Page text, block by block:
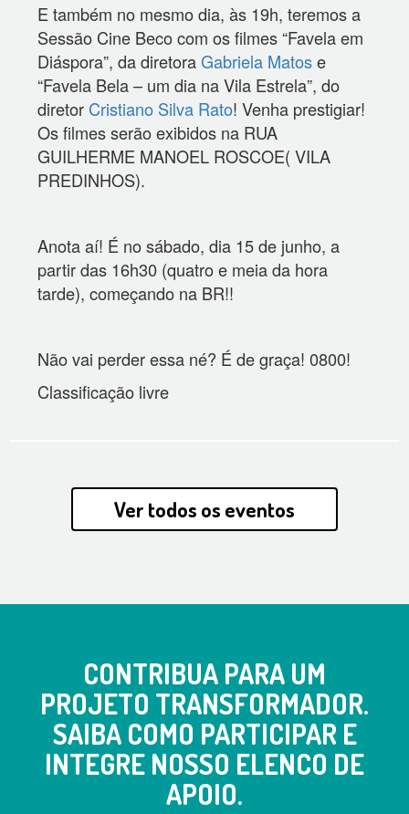
E também no mesmo dia, às 19h, teremos a
Sessão Cine Beco com os filmes “Favela em
Diáspora”, da diretoraGabriela Matose
“Favela Bela – um dia na Vila Estrela”, do
diretor Cristiano Silva Rato! Venha prestigiar!
Os filmes serão exibidos na RUA
GUILHERME MANOEL ROSCOE( VILA
PREDINHOS).
Anota aí! É no sábado, dia 15 de junho, a
partir das 16h30 (quatro e meia da hora
tarde), começando na BR!!
Não vai perder essa né? É de graça! 0800!
Classificação livre
Ver todos os eventos
CONTRIBUA PARA UM
PROJETO TRANSFORMADOR.
SAIBA COMO PARTICIPAR E
INTEGRE NOSSO ELENCO DE
APOIO.